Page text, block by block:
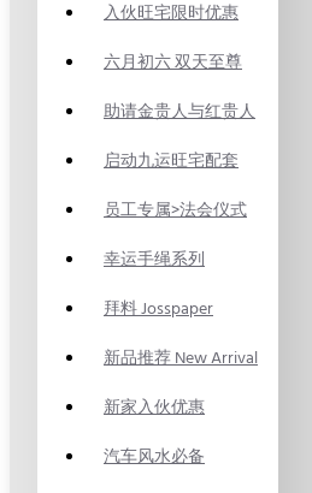
入伙旺宅限时优惠
六月初六 双天至尊
助请金贵人与红贵人
启动九运旺宅配套
员工专属>法会仪式
幸运手绳系列
拜料 Josspaper
新品推荐 New Arrival
新家入伙优惠
汽车风水必备